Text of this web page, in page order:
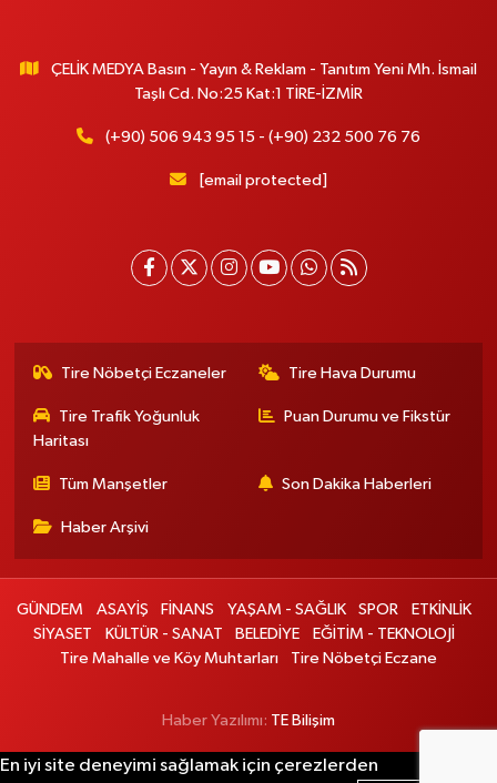
ÇELİK MEDYA Basın - Yayın & Reklam - Tanıtım Yeni Mh. İsmail
Taşlı Cd. No:25 Kat:1 TİRE-İZMİR
(+90) 506 943 95 15 - (+90) 232 500 76 76
[email protected]
Tire Nöbetçi Eczaneler Tire Hava Durumu
Tire Trafik Yoğunluk
Haritası
Puan Durumu ve Fikstür
Tüm Manşetler Son Dakika Haberleri
Haber Arşivi
GÜNDEM ASAYİŞ FİNANS YAŞAM - SAĞLIK SPOR
ETKİNLİK
SİYASET
KÜLTÜR - SANAT BELEDİYE
EĞİTİM - TEKNOLOJİ
Tire Mahalle ve Köy Muhtarları
Tire Nöbetçi Eczane
Haber Yazılımı: TE Bilişim
En iyi site deneyimi sağlamak için çerezlerden